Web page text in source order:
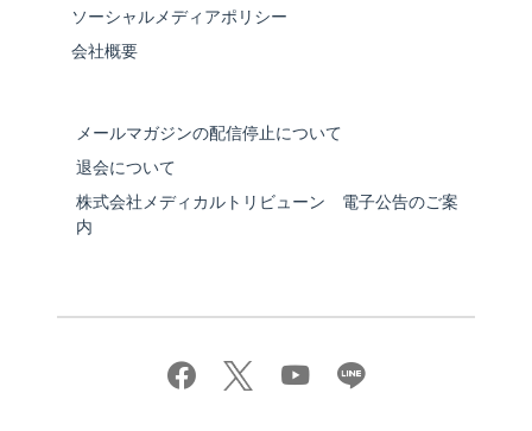
ソーシャルメディアポリシー
会社概要
メールマガジンの配信停止について
退会について
株式会社メディカルトリビューン 電子公告のご案
内